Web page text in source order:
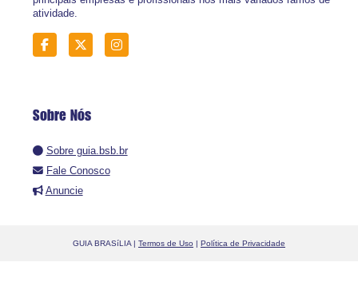
atividade.
Sobre Nós
Sobre guia.bsb.br
Fale Conosco
Anuncie
GUIA BRASíLIA | Termos de Uso | Política de Privacidade